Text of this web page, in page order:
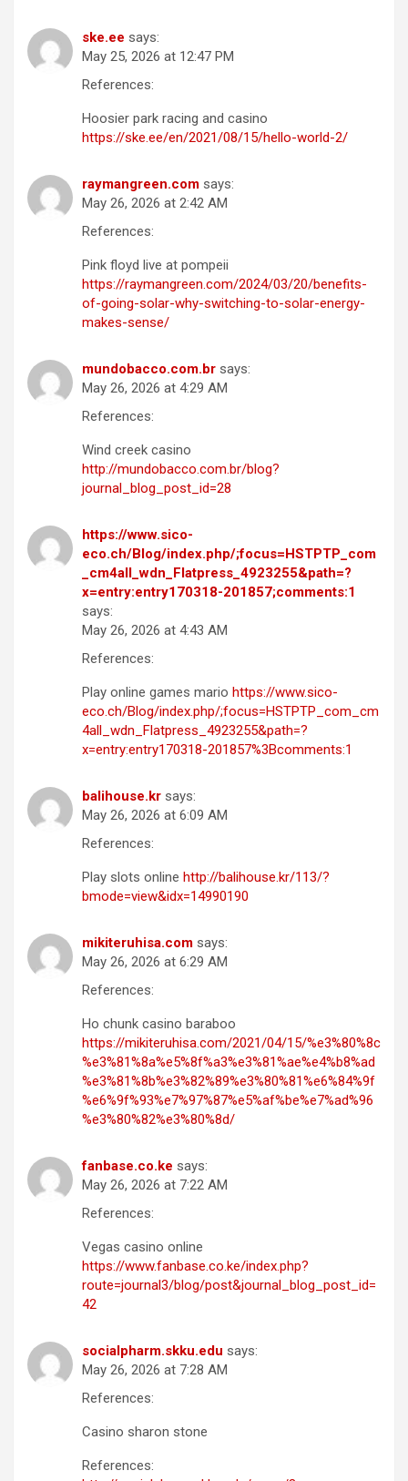
ske.ee says:
May 25, 2026 at 12:47 PM
References:
Hoosier park racing and casino
https://ske.ee/en/2021/08/15/hello-world-2/
raymangreen.com says:
May 26, 2026 at 2:42 AM
References:
Pink floyd live at pompeii
https://raymangreen.com/2024/03/20/benefits-
of-going-solar-why-switching-to-solar-energy-
makes-sense/
mundobacco.com.br says:
May 26, 2026 at 4:29 AM
References:
Wind creek casino
http://mundobacco.com.br/blog?
journal_blog_post_id=28
https://www.sico-
eco.ch/Blog/index.php/;focus=HSTPTP_com
_cm4all_wdn_Flatpress_4923255&path=?
x=entry:entry170318-201857;comments:1
says:
May 26, 2026 at 4:43 AM
References:
Play online games mario https://www.sico-
eco.ch/Blog/index.php/;focus=HSTPTP_com_cm
4all_wdn_Flatpress_4923255&path=?
x=entry:entry170318-201857%3Bcomments:1
balihouse.kr says:
May 26, 2026 at 6:09 AM
References:
Play slots online http://balihouse.kr/113/?
bmode=view&idx=14990190
mikiteruhisa.com says:
May 26, 2026 at 6:29 AM
References:
Ho chunk casino baraboo
https://mikiteruhisa.com/2021/04/15/%e3%80%8c
%e3%81%8a%e5%8f%a3%e3%81%ae%e4%b8%ad
%e3%81%8b%e3%82%89%e3%80%81%e6%84%9f
%e6%9f%93%e7%97%87%e5%af%be%e7%ad%96
%e3%80%82%e3%80%8d/
fanbase.co.ke says:
May 26, 2026 at 7:22 AM
References:
Vegas casino online
https://www.fanbase.co.ke/index.php?
route=journal3/blog/post&journal_blog_post_id=
42
socialpharm.skku.edu says:
May 26, 2026 at 7:28 AM
References:
Casino sharon stone
References: